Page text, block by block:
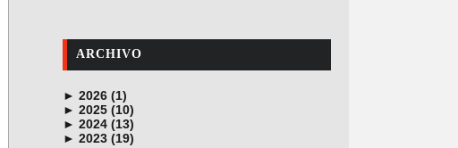
ARCHIVO
► 2026 (1)
junio (1)
► 2025 (10)
noviembre (1)
octubre (1)
► 2024 (13)
diciembre (4)
► 2023 (19)